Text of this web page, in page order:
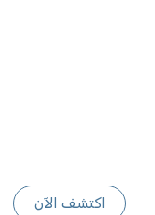
اكتشف الآن